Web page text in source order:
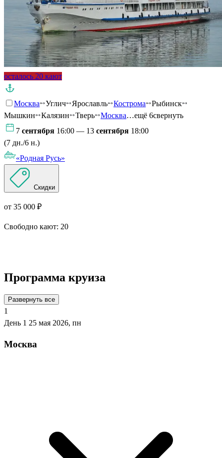
осталось 20 кают
Москва Углич Ярославль Кострома
Рыбинск
Мышкин
Калязин Тверь Москва…ещё 6свернуть
7 сентября 16:00 — 13 сентября 18:00
(7 дн./6 н.)
«Родная Русь»
Скидки
от 35 000 ₽
Свободно кают: 20
Программа круиза
Развернуть все
1
День 1 25 мая 2026, пн
Москва